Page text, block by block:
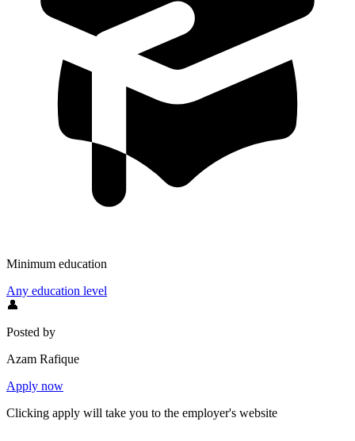
Minimum education
Any education level
👤
Posted by
Azam Rafique
Apply now
Clicking apply will take you to the employer's website